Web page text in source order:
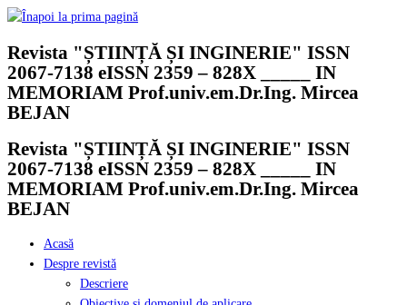
Skip
content
Revista "ȘTIINȚĂ ȘI INGINERIE" ISSN
2067-7138 eISSN 2359 – 828X _____ IN
MEMORIAM Prof.univ.em.Dr.Ing. Mircea
BEJAN
Revista "ȘTIINȚĂ ȘI INGINERIE" ISSN
2067-7138 eISSN 2359 – 828X _____ IN
MEMORIAM Prof.univ.em.Dr.Ing. Mircea
BEJAN
Acasă
Despre revistă
Descriere